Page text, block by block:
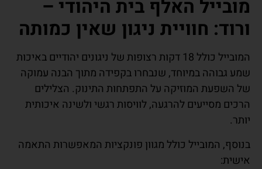
האלף בית היהודי –
חוויית ניגון שאין כמותה
המובייל כולל 18 דקות רצופות של ניגונים יהודיים באיכות
גבוהה במיוחד, שנבחרו בקפידה מתוך הבנה עמוקה
השפעת המוזיקה על התפתחות התינוק. הצלילים
מסייעים להרגעה, לוויסות רגשי ולשינה איכותית
המובייל כולל מגוון פונקציות המאפשרות התאמה